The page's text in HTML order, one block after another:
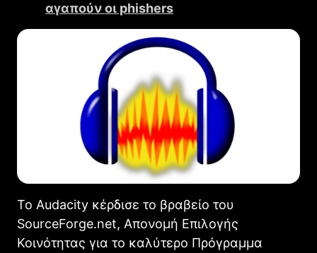
αγαπούν οι phishers
Το Audacity κέρδισε το βραβείο του
SourceForge.net, Απονομή Επιλογής
Κοινότητας για το καλύτερο Πρόγραμμα